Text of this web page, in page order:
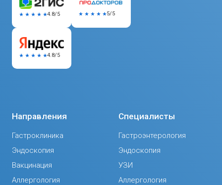
Направления
Гастроклиника
Эндоскопия
Вакцинация
Аллергология
Специалисты
Гастроэнтерология
Эндоскопия
УЗИ
Аллергология
4.8/5 5/5
4.8/5